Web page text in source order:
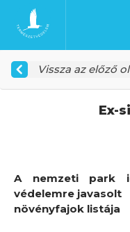
Ugrás a tartalomhoz
Főoldal
Vissza az előző
Ex-
A nemzeti park
védelemre javasolt
növényfajok listája